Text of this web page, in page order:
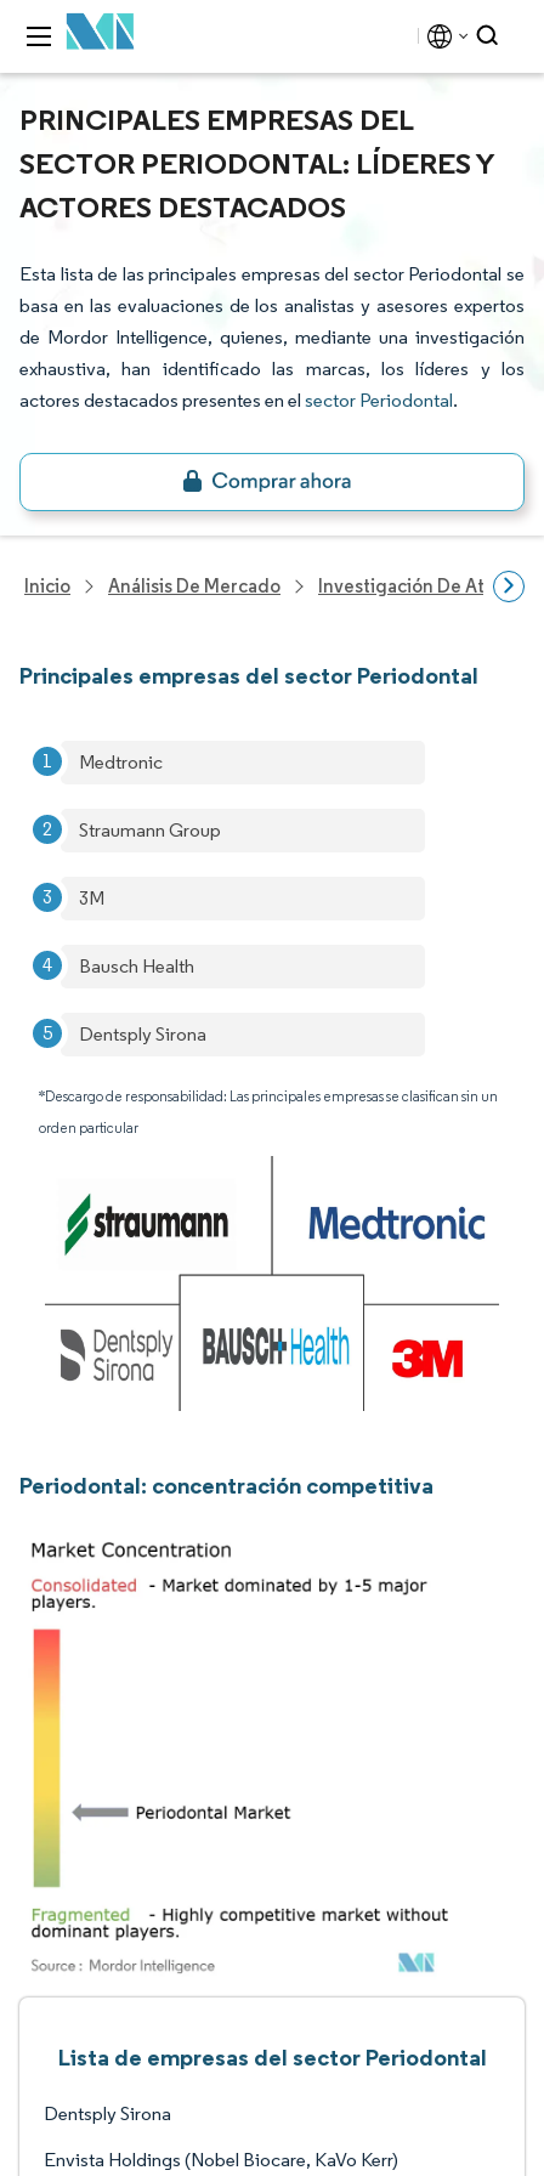
PRINCIPALES EMPRESAS DEL
SECTOR PERIODONTAL: LÍDERES Y
ACTORES DESTACADOS
Esta lista de las principales empresas del sector Periodontal se
basa en las evaluaciones de los analistas y asesores expertos
de Mordor Intelligence, quienes, mediante una investigación
exhaustiva, han identificado las marcas, los líderes y los
actores destacados presentes en el sector Periodontal.
Inicio Análisis De Mercado Investigación De
Principales empresas del sector Periodontal
Medtronic
Straumann Group
3M
Bausch Health
Dentsply Sirona
*Descargo de responsabilidad: Las principales empresas se clasifican sin un
orden particular
Periodontal: concentración competitiva
Lista de empresas del sector Periodontal
Dentsply Sirona
Envista Holdings (Nobel Biocare, KaVo Kerr)